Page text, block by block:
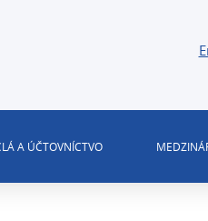
A ÚČTOVNÍCTVO